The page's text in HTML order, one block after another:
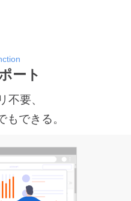
ート
不要、
もできる。